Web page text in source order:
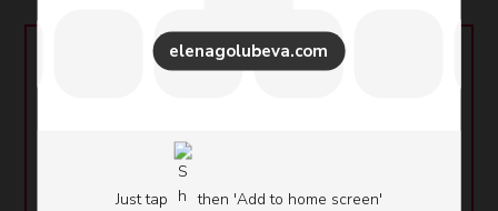
elenagolubeva.com
Бизнес сайт Елены Голубевой
Just tap then 'Add to home screen'
БЕСПЛАТНЫЙ КУРС
ПРЕДЕЛАМИ ЭТОЙ РЕАЛЬНОСТИ"